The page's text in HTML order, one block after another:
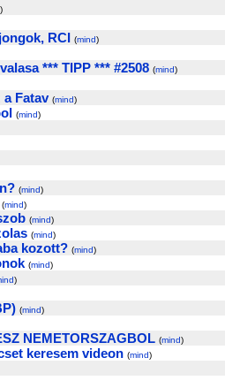
)
RCI (mind)
*** TIPP *** #2508 (mind)
a Fatav (mind)
(mind)
(mind)
(mind)
(mind)
(mind)
kozott? (mind)
(mind)
)
(mind)
NEMETORSZAGBOL (mind)
keresem videon (mind)